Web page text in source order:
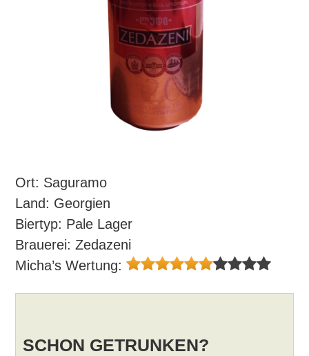
Ort: Saguramo
Land: Georgien
Biertyp: Pale Lager
Brauerei: Zedazeni
Micha’s Wertung:
SCHON GETRUNKEN?